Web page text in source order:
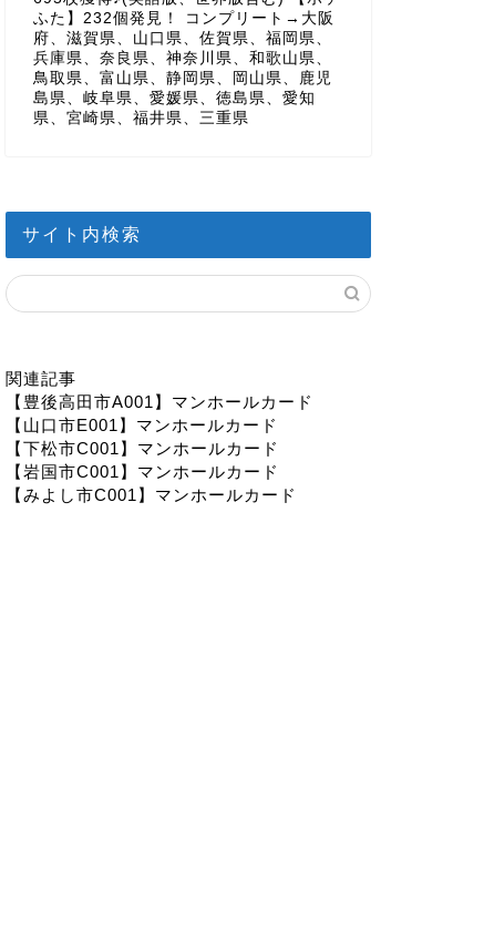
ふた】232個発見！ コンプリート→大阪
府、滋賀県、山口県、佐賀県、福岡県、
兵庫県、奈良県、神奈川県、和歌山県、
鳥取県、富山県、静岡県、岡山県、鹿児
島県、岐阜県、愛媛県、徳島県、愛知
県、宮崎県、福井県、三重県
サイト内検索
関連記事
【豊後高田市A001】マンホールカード
【山口市E001】マンホールカード
【下松市C001】マンホールカード
【岩国市C001】マンホールカード
【みよし市C001】マンホールカード